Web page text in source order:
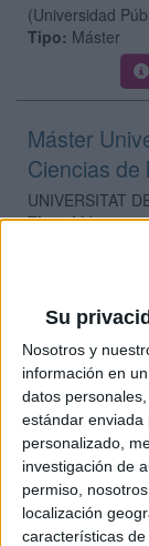
Su
Nosotros y
información en
datos
estándar enviada
personalizado,
investigación de
permiso,
localización
características
(Universidad
Tipo: Máster
Máster
Ciencias de
UNIVERSITAT
Tipo: Máster
Máster
Cuidados
Anestesia,
Dolor
E.U. DE
(Centro Adscrito
Tipo: Máster